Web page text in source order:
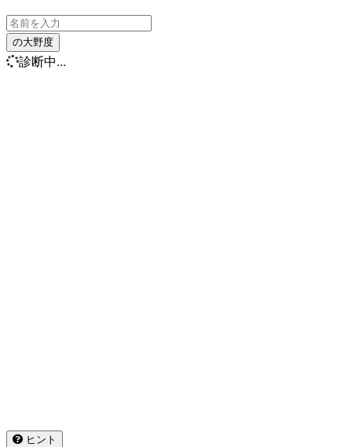
の大野度
診断中...
ヒント